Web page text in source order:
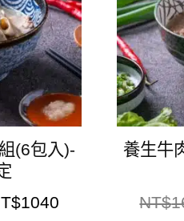
(6包入)-
1040
養生牛
NT$